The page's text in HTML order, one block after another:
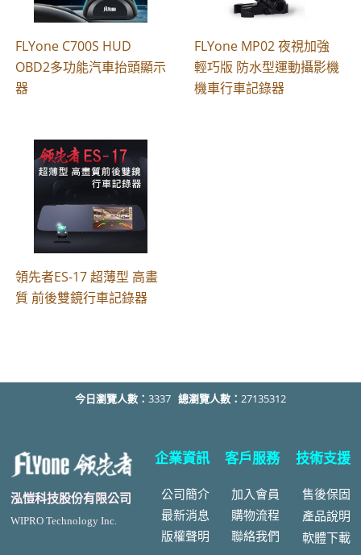
FLYone C700S HUD
OBD2多功能汽車抬頭顯示
器
FLYone MP02 夜視加強
輕巧版 防水型運動攝影機
機車行車記錄器
領先者ES-17 超薄型 高畫
質 前後雙鏡行車記錄器
今日瀏覽人數： 3337 總瀏覽人數： 27135312
泓愷科技股份有限公司
WIPRO Technology Inc.
企業資訊
公司簡介
最新消息
版權聲明
客戶服務
加入會員
購物流程
聯絡我們
技術支援
售後保固
產品說明
軟體下載